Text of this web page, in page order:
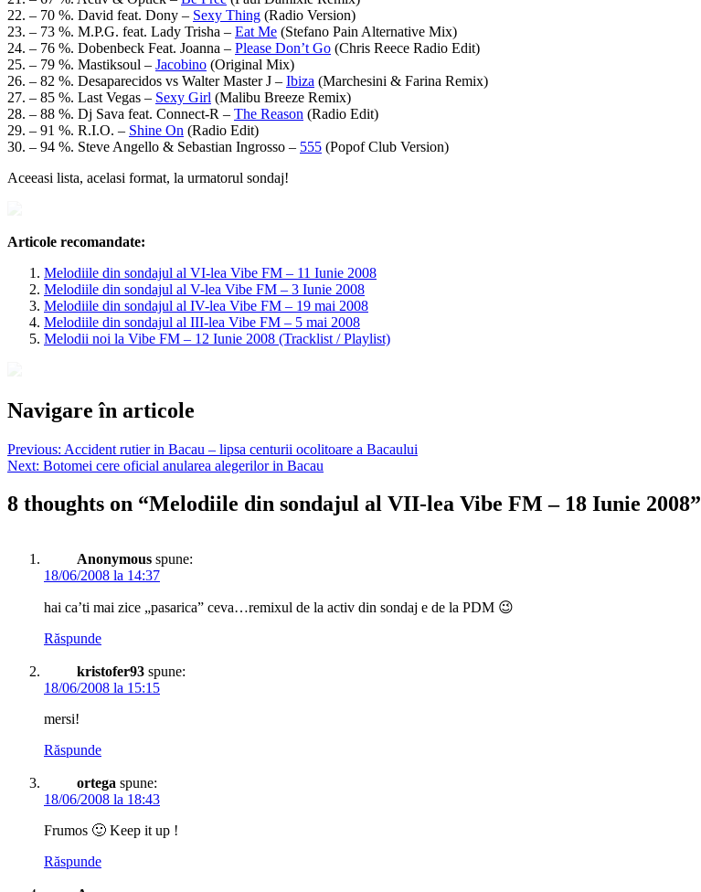
22. – 70 %. David feat. Dony – Sexy Thing (Radio Version)
23. – 73 %. M.P.G. feat. Lady Trisha – Eat Me (Stefano Pain Alternative Mix)
24. – 76 %. Dobenbeck Feat. Joanna – Please Don’t Go (Chris Reece Radio Edit)
25. – 79 %. Mastiksoul – Jacobino (Original Mix)
26. – 82 %. Desaparecidos vs Walter Master J – Ibiza (Marchesini & Farina Remix)
27. – 85 %. Last Vegas – Sexy Girl (Malibu Breeze Remix)
28. – 88 %. Dj Sava feat. Connect-R – The Reason (Radio Edit)
29. – 91 %. R.I.O. – Shine On (Radio Edit)
30. – 94 %. Steve Angello & Sebastian Ingrosso – 555 (Popof Club Version)
Aceeasi lista, acelasi format, la urmatorul sondaj!
Articole recomandate:
Melodiile din sondajul al VI-lea Vibe FM – 11 Iunie 2008
Melodiile din sondajul al V-lea Vibe FM – 3 Iunie 2008
Melodiile din sondajul al IV-lea Vibe FM – 19 mai 2008
Melodiile din sondajul al III-lea Vibe FM – 5 mai 2008
Melodii noi la Vibe FM – 12 Iunie 2008 (Tracklist / Playlist)
Navigare în articole
Previous: Accident rutier in Bacau – lipsa centurii ocolitoare a Bacaului
Next: Botomei cere oficial anularea alegerilor in Bacau
8 thoughts on “Melodiile din sondajul al VII-lea Vibe FM – 18 Iunie 2008”
Anonymous spune:
18/06/2008 la 14:37
hai ca’ti mai zice „pasarica” ceva…remixul de la activ din sondaj e de la PDM 😉
Răspunde
kristofer93 spune:
18/06/2008 la 15:15
mersi!
Răspunde
ortega spune:
18/06/2008 la 18:43
Frumos 🙂 Keep it up !
Răspunde